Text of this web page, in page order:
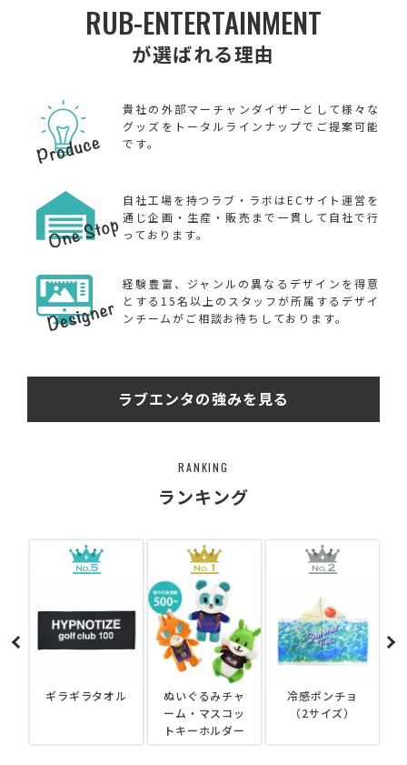
RUB-ENTERTAINMENT
が選ばれる理由
貴社の外部マーチャンダイザーとして様々な
グッズをトータルラインナップでご提案可能
です。
自社工場を持つラブ・ラボはECサイト運営を
通じ企画・生産・販売まで一貫して自社で行
っております。
経験豊富、ジャンルの異なるデザインを得意
とする15名以上のスタッフが所属するデザイ
ンチームがご相談お待ちしております。
ラブエンタの強みを見る
RANKING
ランキング
ぬいぐるみチャ
冷感ポンチョ
（2サイズ）
フロッキーキー
ホルダー